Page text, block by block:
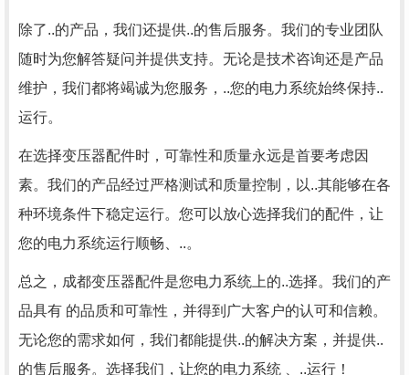
除了..的产品，我们还提供..的售后服务。我们的专业团队
随时为您解答疑问并提供支持。无论是技术咨询还是产品
维护，我们都将竭诚为您服务，..您的电力系统始终保持..
运行。
在选择变压器配件时，可靠性和质量永远是首要考虑因
素。我们的产品经过严格测试和质量控制，以..其能够在各
种环境条件下稳定运行。您可以放心选择我们的配件，让
您的电力系统运行顺畅、..。
总之，成都变压器配件是您电力系统上的..选择。我们的产
品具有 的品质和可靠性，并得到广大客户的认可和信赖。
无论您的需求如何，我们都能提供..的解决方案，并提供..
的售后服务。选择我们，让您的电力系统 、..运行！